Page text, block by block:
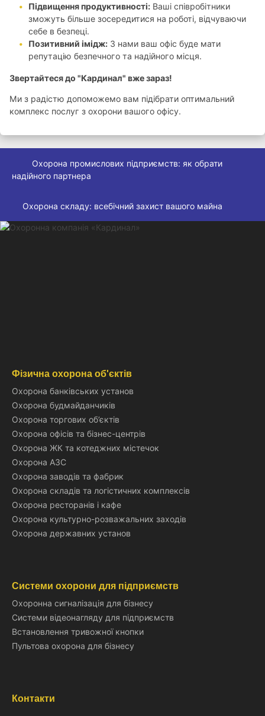
Підвищення продуктивності: Ваші співробітники
зможуть більше зосередитися на роботі, відчуваючи
себе в безпеці.
Позитивний імідж: З нами ваш офіс буде мати
репутацію безпечного та надійного місця.
Звертайтеся до "Кардинал" вже зараз!
Ми з радістю допоможемо вам підібрати оптимальний
комплекс послуг з охорони вашого офісу.
Охорона промислових підприємств: як обрати
надійного партнера
Охорона складу: всебічний захист вашого майна
Фізична охорона об'єктів
Охорона банківських установ
Охорона будмайданчиків
Охорона торгових об’єктів
Охорона офісів та бізнес-центрів
Охорона ЖК та котеджних містечок
Охорона АЗС
Охорона заводів та фабрик
Охорона складів та логістичних комплексів
Охорона ресторанів і кафе
Охорона культурно-розважальних заходів
Охорона державних установ
Системи охорони для підприємств
Охоронна сигналізація для бізнесу
Системи відеонагляду для підприємств
Встановлення тривожної кнопки
Пультова охорона для бізнесу
Контакти